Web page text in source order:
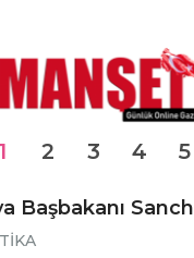
1 2 3 4 5